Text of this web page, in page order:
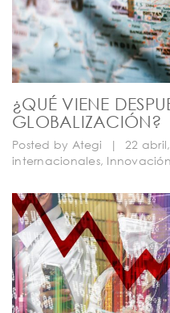
¿QUÉ VIENE
GLOBALIZACIÓN?
Posted by Ategi | 22
internacionales, Innovación